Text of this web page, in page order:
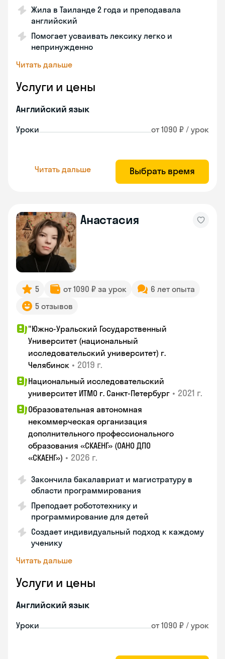
Жила в Таиланде 2 года и преподавала
английский
Помогает усваивать лексику легко и
непринужденно
Читать дальше
Услуги и цены
Английский язык
Уроки от 1090 ₽ / урок
Читать дальше Выбрать время
Анастасия
5 от 1090 ₽ за урок
6 лет опыта
5 отзывов
"Южно-Уральский Государственный
Университет (национальный
исследовательский университет) г.
Челябинск • 2019 г.
Национальный исследовательский
университет ИТМО г. Санкт-Петербург • 2021 г.
Образовательная автономная
некоммерческая организация
дополнительного профессионального
образования «СКАЕНГ» (ОАНО ДПО
«СКАЕНГ») • 2026 г.
Закончила бакалавриат и магистратуру в
области программирования
Преподает робототехнику и
программирование для детей
Создает индивидуальный подход к каждому
ученику
Читать дальше
Услуги и цены
Английский язык
Уроки от 1090 ₽ / урок